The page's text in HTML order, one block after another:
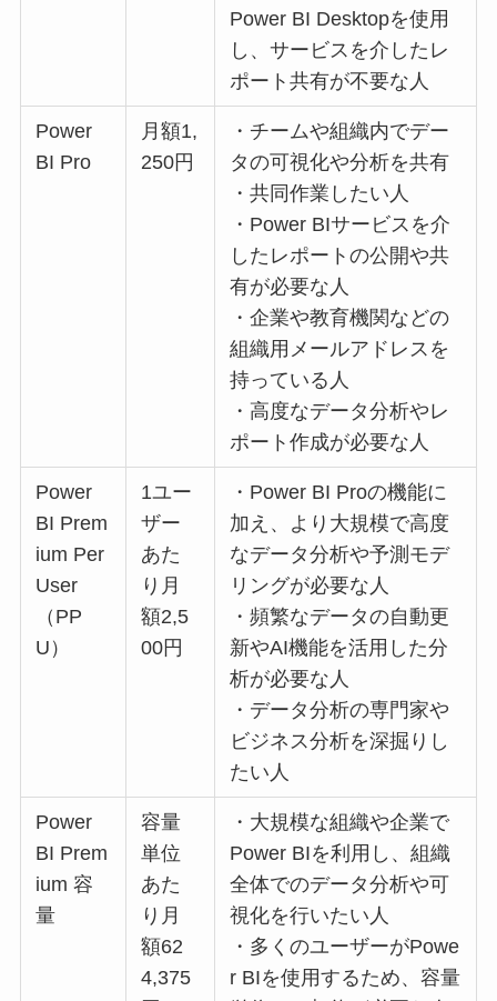
Power BI Desktopを使用
し、サービスを介したレ
ポート共有が不要な人
Power
BI Pro
月額1,
250円
・チームや組織内でデー
タの可視化や分析を共有
・共同作業したい人
・Power BIサービスを介
したレポートの公開や共
有が必要な人
・企業や教育機関などの
組織用メールアドレスを
持っている人
・高度なデータ分析やレ
ポート作成が必要な人
Power
BI Prem
ium Per
User
（PP
U）
1ユー
ザー
あた
り月
額2,5
00円
・Power BI Proの機能に
加え、より大規模で高度
なデータ分析や予測モデ
リングが必要な人
・頻繁なデータの自動更
新やAI機能を活用した分
析が必要な人
・データ分析の専門家や
ビジネス分析を深掘りし
たい人
Power
BI Prem
ium 容
量
容量
単位
あた
り月
額62
4,375
・大規模な組織や企業で
Power BIを利用し、組織
全体でのデータ分析や可
視化を行いたい人
・多くのユーザーがPowe
r BIを使用するため、容量